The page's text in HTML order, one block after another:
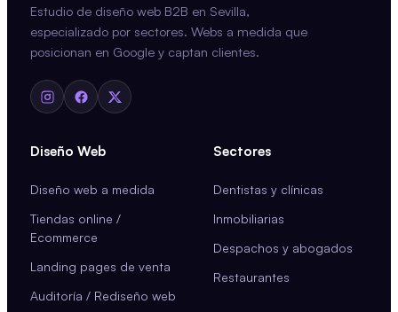
Estudio de diseño web B2B en Sevilla,
especializado por sectores. Webs a medida que
posicionan en Google y captan clientes.
Diseño Web
Diseño web a medida
Tiendas online /
Ecommerce
Landing pages de venta
Auditoría / Rediseño web
Sectores
Dentistas y clínicas
Inmobiliarias
Despachos y abogados
Restaurantes